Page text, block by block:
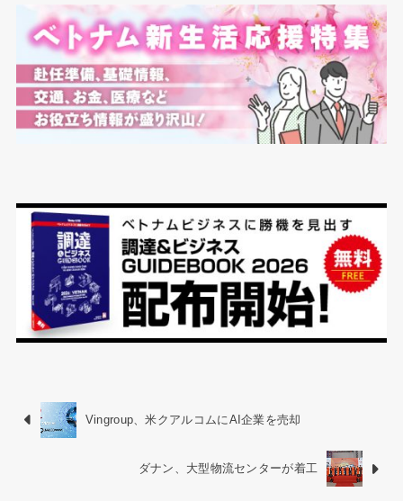
Vingroup、米クアルコムにAI企業を売却
ダナン、大型物流センターが着工